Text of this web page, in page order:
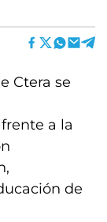
Ctera se
a la
de